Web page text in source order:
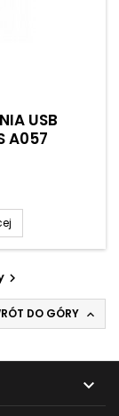
USB
A057

DO GÓRY 
